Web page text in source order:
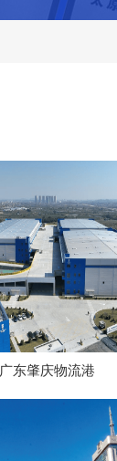
广东肇庆物流港